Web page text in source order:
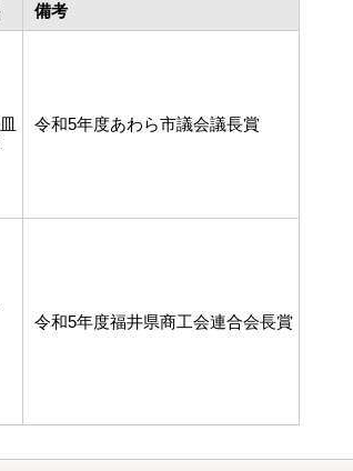
備考
令和5年度あわら市議会議長賞
令和5年度福井県商工会連合会長賞